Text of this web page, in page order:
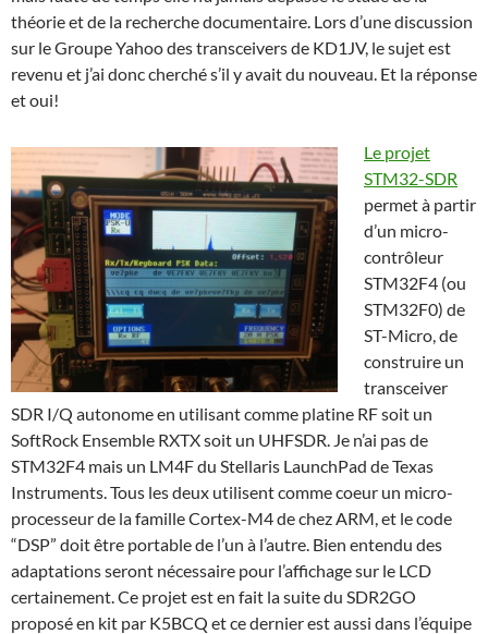
théorie et de la recherche documentaire. Lors d’une discussion
sur le Groupe Yahoo des transceivers de KD1JV, le sujet est
revenu et j’ai donc cherché s’il y avait du nouveau. Et la réponse
et oui!
Le projet
STM32-SDR
permet à partir
d’un micro-
contrôleur
STM32F4 (ou
STM32F0) de
ST-Micro, de
construire un
transceiver
SDR I/Q autonome en utilisant comme platine RF soit un
SoftRock Ensemble RXTX soit un UHFSDR. Je n’ai pas de
STM32F4 mais un LM4F du Stellaris LaunchPad de Texas
Instruments. Tous les deux utilisent comme coeur un micro-
processeur de la famille Cortex-M4 de chez ARM, et le code
“DSP” doit être portable de l’un à l’autre. Bien entendu des
adaptations seront nécessaire pour l’affichage sur le LCD
certainement. Ce projet est en fait la suite du SDR2GO
proposé en kit par K5BCQ et ce dernier est aussi dans l’équipe